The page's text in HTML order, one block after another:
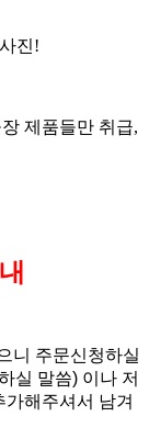
진!
제품들만 취급,
니 주문신청하실
실 말씀) 이나 저
해주셔서 남겨